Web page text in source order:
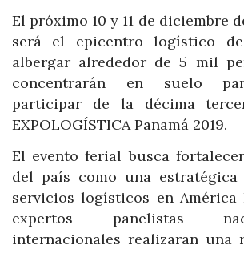
El próximo 10 y 11 de diciembre
será el epicentro logístico
albergar alrededor de 5 mil
concentrarán en suelo
participar de la décima
EXPOLOGÍSTICA Panamá 2019.
El evento ferial busca
del país como una estratégica
servicios logísticos en
expertos panelistas
internacionales realizaran una